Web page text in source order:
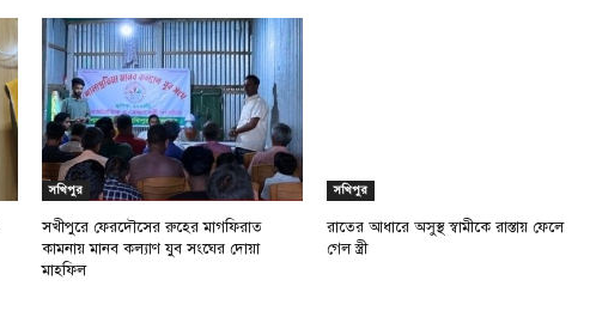
সখিপুর
সখীপুরে ফেরদৌসের রুহের মাগফিরাত
কামনায় মানব কল্যাণ যুব সংঘের দোয়া
মাহফিল
সখিপুর
রাতের আধারে অসুস্থ স্বামীকে রাস্তায় ফেলে
গেল স্ত্রী